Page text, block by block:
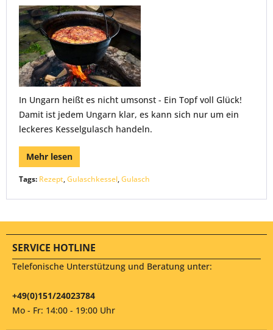
In Ungarn heißt es nicht umsonst - Ein Topf voll Glück!
Damit ist jedem Ungarn klar, es kann sich nur um ein
leckeres Kesselgulasch handeln.
Mehr lesen
Tags: Rezept,Gulaschkessel,Gulasch
SERVICE HOTLINE
Telefonische Unterstützung und Beratung unter:
+49(0)151/24023784
Mo - Fr: 14:00 - 19:00 Uhr